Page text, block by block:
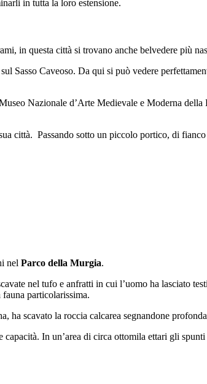
in tutta la loro estensione.
in questa città si trovano anche belvedere più
Sasso Caveoso. Da qui si può vedere
Nazionale d’Arte Medievale e Moderna
città. Passando sotto un piccolo portico, di
nel Parco della Murgia.
nel tufo e anfratti in cui l’uomo ha lasciato
particolarissima.
scavato la roccia calcarea segnandone
In un’area di circa ottomila ettari gli